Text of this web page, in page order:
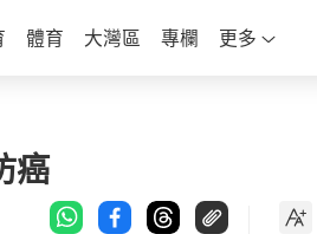
體育 大灣區 專欄 更多
癌